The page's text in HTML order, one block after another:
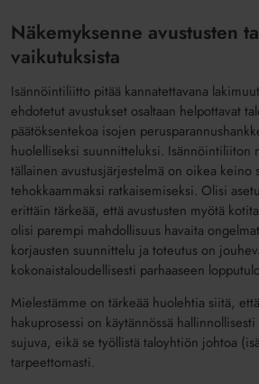
Näkemyksenne avustusten
vaikutuksista
Isännöintiliitto pitää kannatettavana
ehdotetut avustukset osaltaan helpottavat
päätöksentekoa isojen
huolelliseksi suunnitteluksi. Isännöintiliiton
tällainen avustusjärjestelmä on oikea keino
tehokkaammaksi ratkaisemiseksi. Olisi
erittäin tärkeää, että avustusten myötä
olisi parempi mahdollisuus havaita
korjausten suunnittelu ja toteutus on
kokonaistaloudellisesti parhaaseen
Mielestämme on tärkeää huolehtia siitä,
hakuprosessi on käytännössä
sujuva, eikä se työllistä taloyhtiön johtoa
tarpeettomasti.